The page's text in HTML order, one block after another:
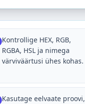
Kontrollige HEX, RGB,
RGBA, HSL ja nimega
värviväärtusi ühes kohas.
Kasutage eelvaate proovi,